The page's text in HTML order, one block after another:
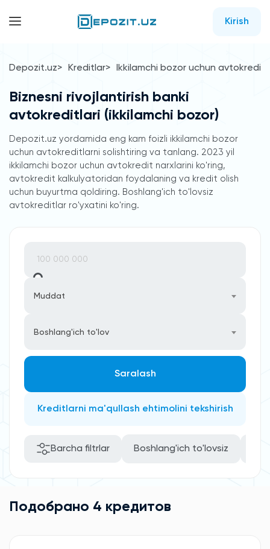
Kirish
Depozit.uz Kreditlar Ikkilamchi bozor uchun avtokredit
Biznesni rivojlantirish banki
avtokreditlari (ikkilamchi bozor)
Depozit.uz yordamida eng kam foizli ikkilamchi bozor
uchun avtokreditlarni solishtiring va tanlang. 2023 yil
ikkilamchi bozor uchun avtokredit narxlarini ko'ring,
avtokredit kalkulyatoridan foydalaning va kredit olish
uchun buyurtma qoldiring. Boshlang'ich to'lovsiz
avtokreditlar ro'yxatini ko'ring.
Muddat
Boshlang'ich to'lov
Saralash
Kreditlarni ma'qullash ehtimolini tekshirish
Barcha filtrlar Boshlang'ich to'lovsiz
Подобрано 4 кредитов